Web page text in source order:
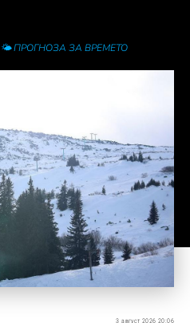
🌤️ ПРОГНОЗА ЗА ВРЕМЕТО
3 август 2026 20:06